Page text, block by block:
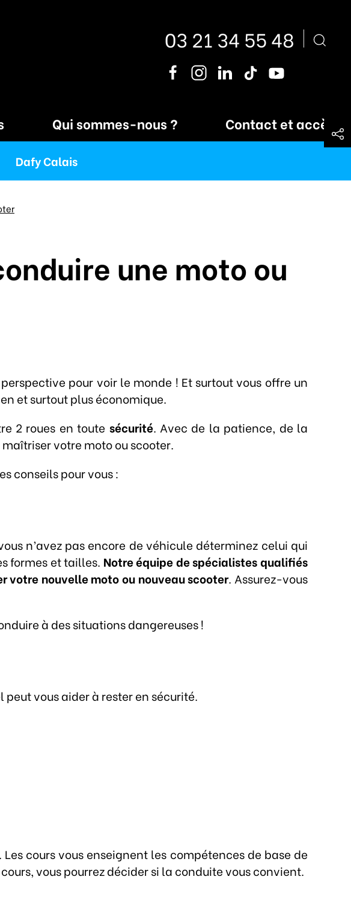
03 21 34 55 48
Qui sommes-nous ? Contact et accès
Dafy Calais
une moto ou
pour voir le monde ! Et surtout vous offre un
et surtout plus économique.
2 roues en toute sécurité. Avec de la patience, de la
votre moto ou scooter.
conseils pour vous :
n’avez pas encore de véhicule déterminez celui qui
formes et tailles. Notre équipe de spécialistes qualifiés
votre nouvelle moto ou nouveau scooter. Assurez-vous
à des situations dangereuses !
vous aider à rester en sécurité.
cours vous enseignent les compétences de base de
vous pourrez décider si la conduite vous convient.